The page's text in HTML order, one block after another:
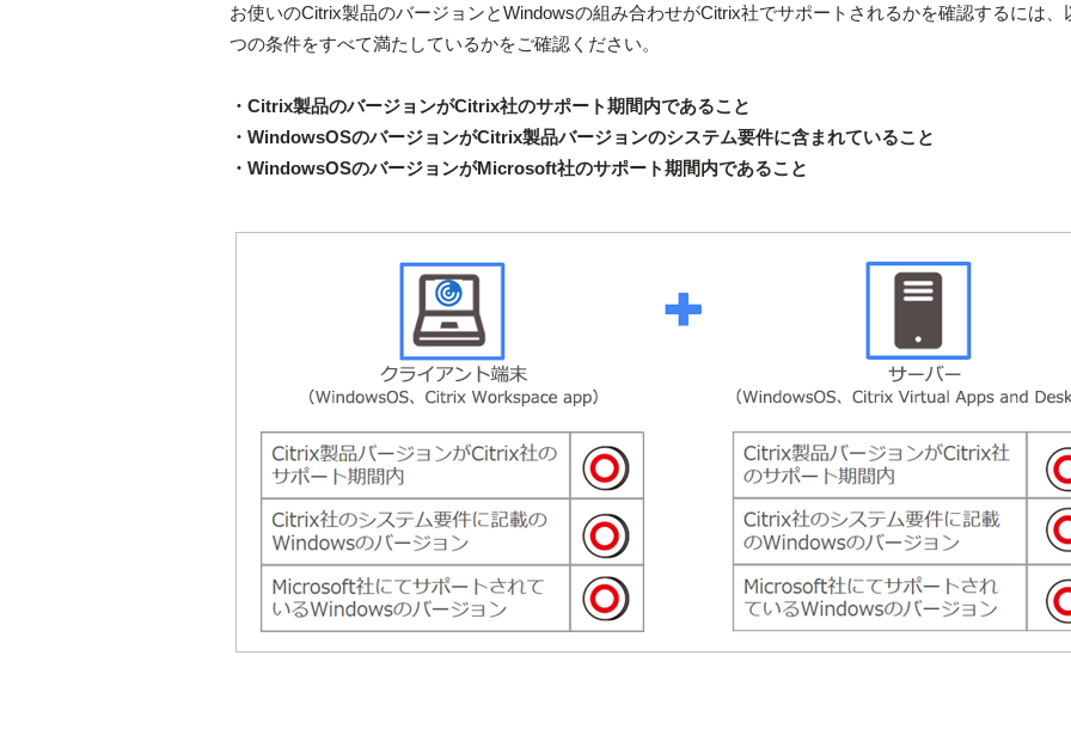
お使いのCitrix製品のバージョンとWindowsの組み合わせがCitrix社でサポートされるかを確認するには、
つの条件をすべて満たしているかをご確認ください。
・Citrix製品のバージョンがCitrix社のサポート期間内であること
・WindowsOSのバージョンがCitrix製品バージョンのシステム要件に含まれていること
・WindowsOSのバージョンがMicrosoft社のサポート期間内であること